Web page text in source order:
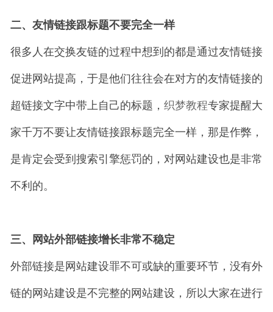
二、友情链接跟标题不要完全一样
很多人在交换友链的过程中想到的都是通过友情链接
促进网站提高，于是他们往往会在对方的友情链接的
超链接文字中带上自己的标题， 织梦教程专家提醒大
家千万不要让友情链接跟标题完全一样，那是作弊，
是肯定会受到搜索引擎惩罚的，对网站建设也是非常
不利的。
三、网站外部链接增长非常不稳定
外部链接是网站建设罪不可或缺的重要环节，没有外
链的网站建设是不完整的网站建设，所以大家在进行